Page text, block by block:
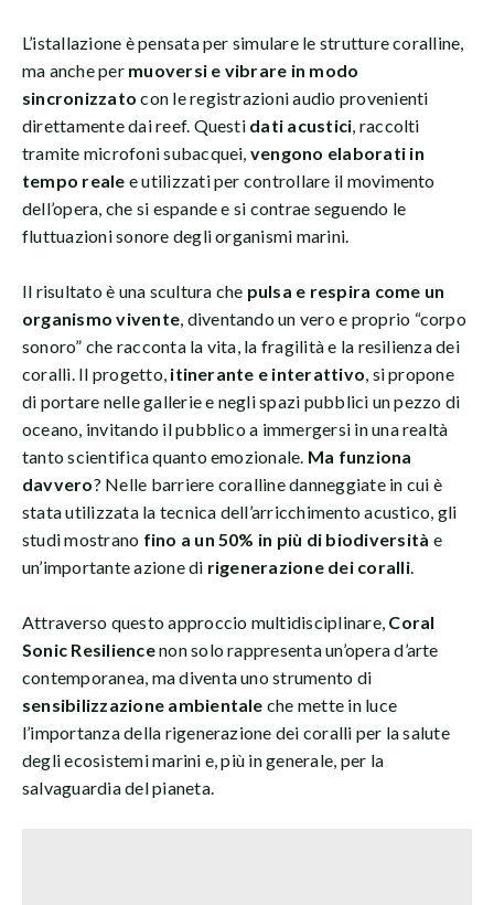
L’istallazione è pensata per simulare le strutture coralline,
ma anche per muoversi e vibrare in modo
sincronizzatocon le registrazioni audio provenienti
direttamente dai reef. Questi dati acustici , raccolti
tramite microfoni subacquei, vengono elaborati in
tempo reale e utilizzati per controllare il movimento
dell’opera, che si espande e si contrae seguendo le
fluttuazioni sonore degli organismi marini.
Il risultato è una scultura che pulsa e respira come un
organismo vivente , diventando un vero e proprio “corpo
sonoro” che racconta la vita, la fragilità e la resilienza dei
coralli. Il progetto, itinerante e interattivo , si propone
di portare nelle gallerie e negli spazi pubblici un pezzo di
oceano, invitando il pubblico a immergersi in una realtà
tanto scientifica quanto emozionale. Ma funziona
davvero? Nelle barriere coralline danneggiate in cui è
stata utilizzata la tecnica dell’arricchimento acustico, gli
studi mostrano fino a un 50% in più di biodiversità e
un’importante azione di rigenerazione dei coralli.
Attraverso questo approccio multidisciplinare, Coral
Sonic Resiliencenon solo rappresenta un’opera d’arte
contemporanea, ma diventa uno strumento di
sensibilizzazione ambientale che mette in luce
l’importanza della rigenerazione dei coralli per la salute
degli ecosistemi marini e, più in generale, per la
salvaguardia del pianeta.